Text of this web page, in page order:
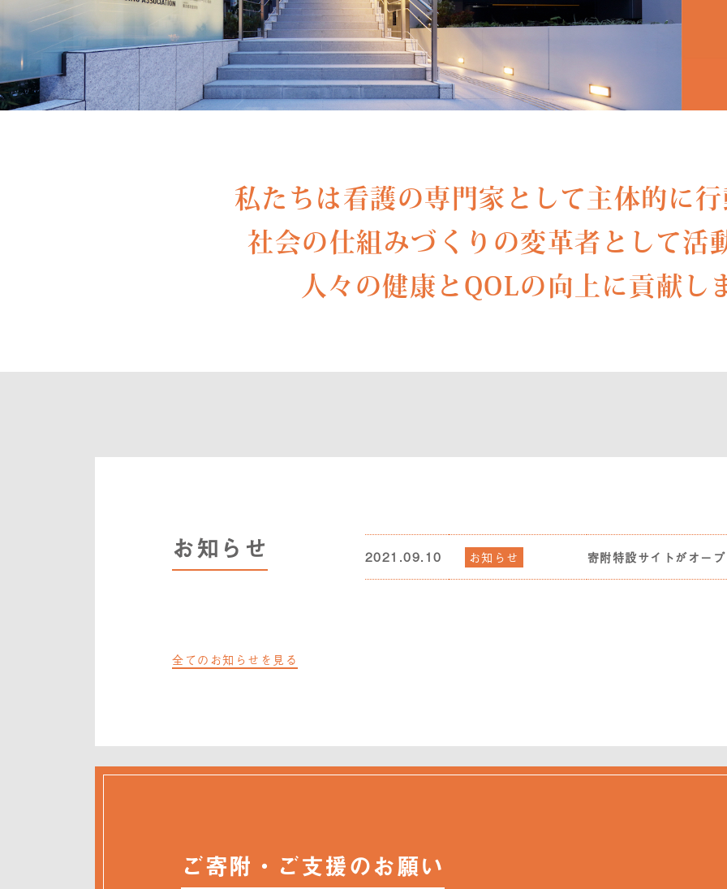
私たちは看護の専門家として主体的に行
社会の仕組みづくりの変革者として活
人々の健康とQOLの向上に貢献し
お知らせ
全てのお知らせを見る
2021.09.10 お知らせ 寄附特設サイトがオープ
ご寄附・ご支援のお願い